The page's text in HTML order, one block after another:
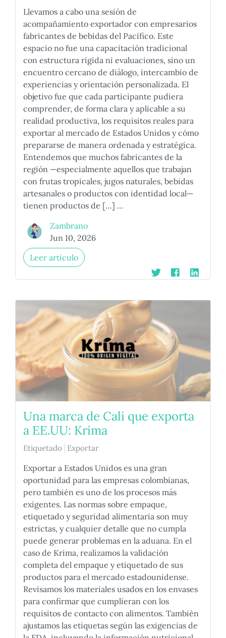
Llevamos a cabo una sesión de
acompañamiento exportador con empresarios
fabricantes de bebidas del Pacífico. Este
espacio no fue una capacitación tradicional
con estructura rígida ni evaluaciones, sino un
encuentro cercano de diálogo, intercambio de
experiencias y orientación personalizada. El
objetivo fue que cada participante pudiera
comprender, de forma clara y aplicable a su
realidad productiva, los requisitos reales para
exportar al mercado de Estados Unidos y cómo
prepararse de manera ordenada y estratégica.
Entendemos que muchos fabricantes de la
región —especialmente aquellos que trabajan
con frutas tropicales, jugos naturales, bebidas
artesanales o productos con identidad local—
tienen productos de […] …
Zambrano
Jun 10, 2026
Leer artículo
Una marca de Cali que exporta
a EE.UU: Krima
Etiquetado Exportar
Exportar a Estados Unidos es una gran
oportunidad para las empresas colombianas,
pero también es uno de los procesos más
exigentes. Las normas sobre empaque,
etiquetado y seguridad alimentaria son muy
estrictas, y cualquier detalle que no cumpla
puede generar problemas en la aduana. En el
caso de Krima, realizamos la validación
completa del empaque y etiquetado de sus
productos para el mercado estadounidense.
Revisamos los materiales usados en los envases
para confirmar que cumplieran con los
requisitos de contacto con alimentos. También
ajustamos las etiquetas según las exigencias de